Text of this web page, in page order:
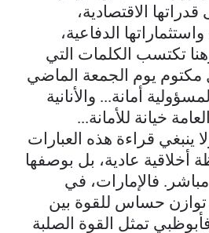
الاقتصادية،
الدفاعية،
تكتسب الكلمات التي
يوم الجمعة الماضي
أمانة... والأنانية
خيانة للأمانة...
ينبغي قراءة هذه العبارات
عادية، بل بوصفها
فالإمارات، في
حساس للقوة بين
تمثل القوة الصلبة